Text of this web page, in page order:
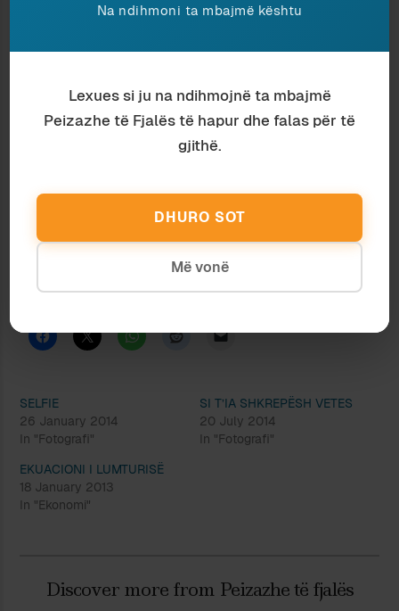
pse ende nuk rezulton në klasifikimet përkatëse.
nënvizojnë kryesisht aspektet patologjike të
pa vëzhguar edhe disa aspekte normale, siç
është dëshira për të rrëfyer. Selfie bëjnë
pothuajse të gjithë, përfshirë Obamën e Papën,
mjetet e reja mundësojnë gjuhë të tjera, që i
shërbejnë dëshirës së përhershme për të
treguar, ku dallohen edhe zonat e errëta që u
përmendën më sipër.
SELFIE
26 January 2014
In "Fotografi"
SI T’IA SHKREPËSH VETES
20 July 2014
In "Fotografi"
EKUACIONI I LUMTURISË
18 January 2013
In "Ekonomi"
Discover more from Peizazhe të fjalës
Na ndihmoni ta mbajmë kështu
Lexues si ju na ndihmojnë ta mbajmë
Peizazhe të Fjalës të hapur dhe falas për të
gjithë.
DHURO SOT
Më vonë